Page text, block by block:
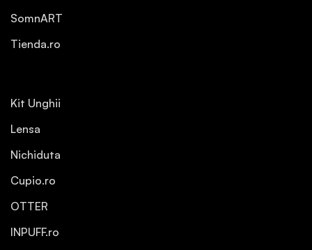
SomnART
Tienda.ro
Kit Unghii
Lensa
Nichiduta
Cupio.ro
OTTER
INPUFF.ro